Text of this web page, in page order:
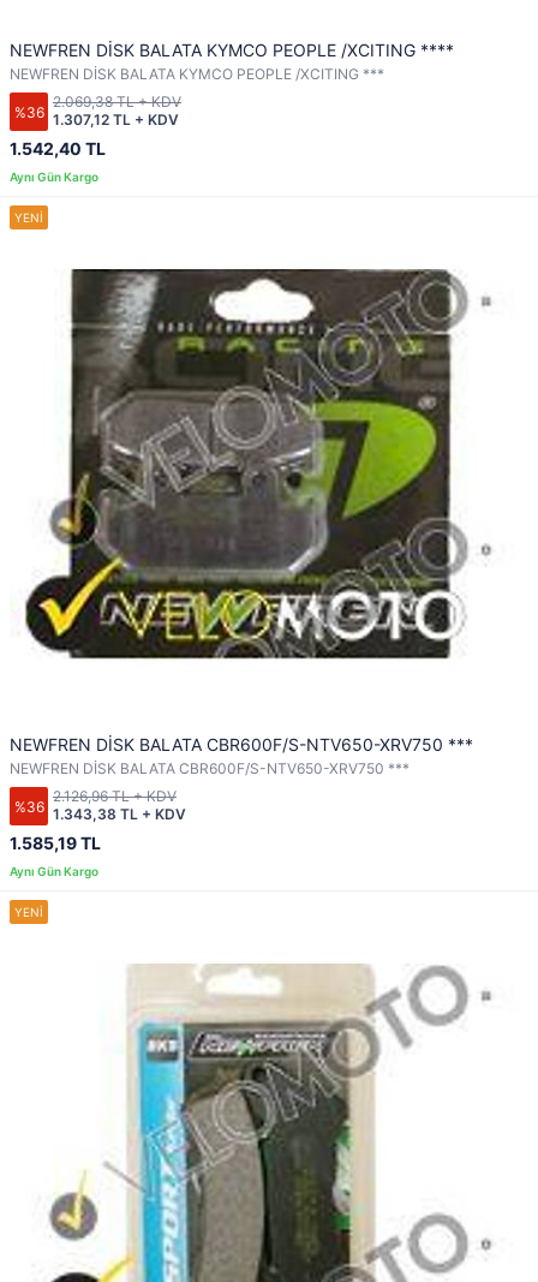
NEWFREN DİSK BALATA KYMCO PEOPLE /XCITING ****
NEWFREN DİSK BALATA KYMCO PEOPLE /XCITING ***
%36
1.542,40 TL
1.307,12 TL + KDV
2.069,38 TL + KDV
NEWFREN DİSK BALATA CBR600F/S-NTV650-XRV750 ***
NEWFREN DİSK BALATA CBR600F/S-NTV650-XRV750 ***
%36
1.585,19 TL
1.343,38 TL + KDV
2.126,96 TL + KDV